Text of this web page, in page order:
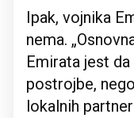
Ipak, vojnika
nema.
Emirata jest
postrojbe,
lokalnih